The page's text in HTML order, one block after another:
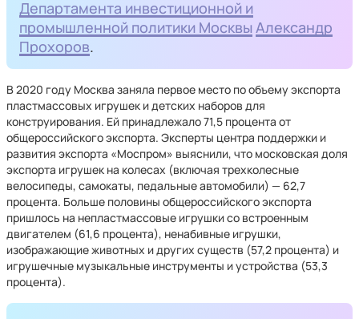
Департамента инвестиционной и
промышленной политики Москвы Александр
Прохоров.
В 2020 году Москва заняла первое место по объему экспорта
пластмассовых игрушек и детских наборов для
конструирования. Ей принадлежало 71,5 процента от
общероссийского экспорта. Эксперты центра поддержки и
развития экспорта «Моспром» выяснили, что московская доля
экспорта игрушек на колесах (включая трехколесные
велосипеды, самокаты, педальные автомобили) — 62,7
процента. Больше половины общероссийского экспорта
пришлось на непластмассовые игрушки со встроенным
двигателем (61,6 процента), ненабивные игрушки,
изображающие животных и других существ (57,2 процента) и
игрушечные музыкальные инструменты и устройства (53,3
процента).